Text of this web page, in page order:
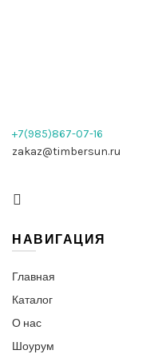
+7(985)867-07-16
zakaz@timbersun.ru
НАВИГАЦИЯ
Главная
Каталог
О нас
Шоурум